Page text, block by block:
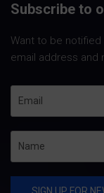
Subscribe to
Want to be
email address and